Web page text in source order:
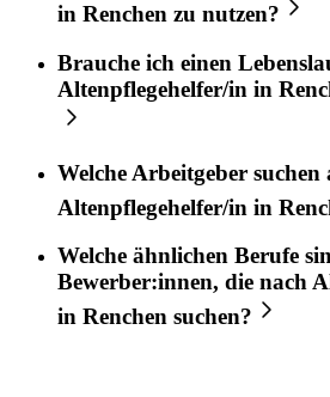
in Renchen zu nutzen?
Brauche ich einen
Altenpflegehelfer/in in
Welche Arbeitgeber suchen
Altenpflegehelfer/in in
Welche ähnlichen Berufe
Bewerber:innen, die nach
in Renchen suchen?